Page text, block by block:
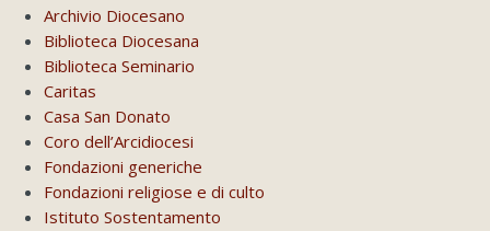
Archivio Diocesano
Biblioteca Diocesana
Biblioteca Seminario
Caritas
Casa San Donato
Coro dell’Arcidiocesi
Fondazioni generiche
Fondazioni religiose e di culto
Istituto Sostentamento